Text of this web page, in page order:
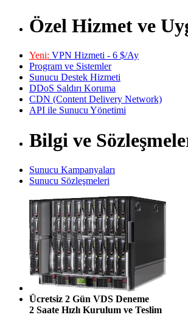
Özel Hizmet ve
Yeni: VPN Hizmeti - 6 $/Ay
Program ve Sistemler
Sunucu Destek Hizmeti
DDoS Saldırı Koruma
CDN (Content Delivery Network)
API ile Sunucu Yönetimi
Bilgi ve
Sunucu Kampanyaları
Sunucu Sözleşmeleri
Ücretsiz 2 Gün VDS Deneme
2 Saate Hızlı Kurulum ve Teslim